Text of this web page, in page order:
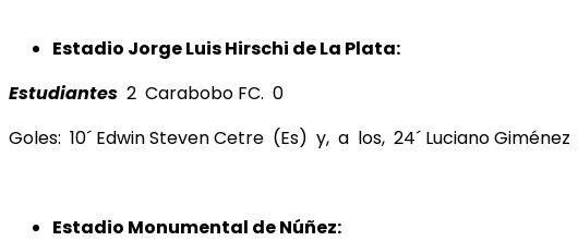
Estadio Jorge Luis Hirschi de La Plata:
Estudiantes 2 Carabobo FC. 0
Goles: 10´ Edwin Steven Cetre (Es) y, a los, 24´ Luciano Giménez
Estadio Monumental de Núñez: